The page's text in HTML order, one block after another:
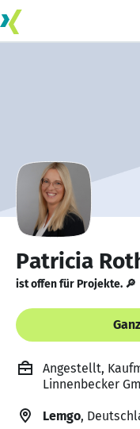
Patricia
ist offen für Projekte. 🔎
Angestellt,
Linnenbecker
Lemgo,